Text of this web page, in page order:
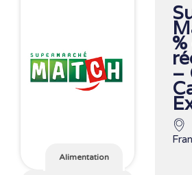
Alimentation
–